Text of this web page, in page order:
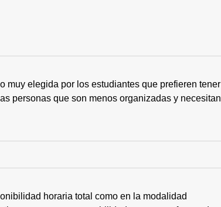
muy elegida por los estudiantes que prefieren tener
personas que son menos organizadas y necesitan
horaria total como en la modalidad